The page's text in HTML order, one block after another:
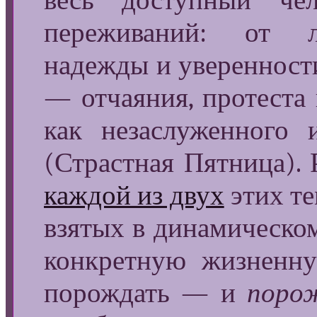
переживаний: от
надежды и
— отчаяния,
как незаслуженного
(Страстная Пятница).
каждой из двух этих
взятых в
конкретную
порождать — и